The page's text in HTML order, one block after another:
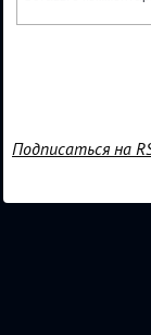
Подписаться на